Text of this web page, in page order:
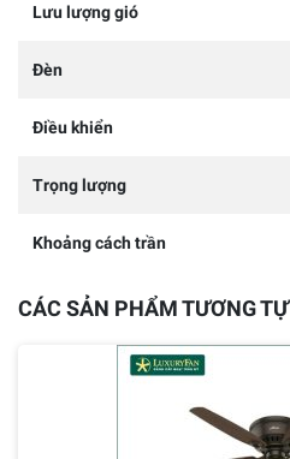
Lưu lượng gió
Đèn
Điều khiển
Trọng lượng
Khoảng cách trần
CÁC SẢN PHẨM TƯƠNG TỰ